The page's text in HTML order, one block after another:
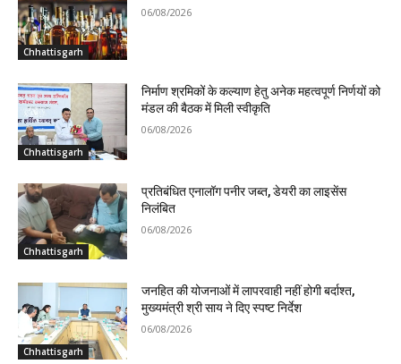
Chhattisgarh
06/08/2026
Chhattisgarh
निर्माण श्रमिकों के कल्याण हेतु अनेक महत्वपूर्ण निर्णयों को
मंडल की बैठक में मिली स्वीकृति
06/08/2026
Chhattisgarh
प्रतिबंधित एनालॉग पनीर जब्त, डेयरी का लाइसेंस
निलंबित
06/08/2026
Chhattisgarh
जनहित की योजनाओं में लापरवाही नहीं होगी बर्दाश्त,
मुख्यमंत्री श्री साय ने दिए स्पष्ट निर्देश
06/08/2026